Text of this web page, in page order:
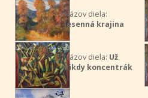
Názov diela:
Jesenná krajina
Názov diela: Už
nikdy koncentrák